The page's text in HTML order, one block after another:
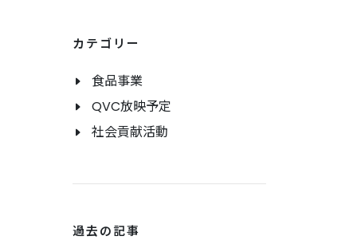
カテゴリー
食品事業
QVC放映予定
社会貢献活動
過去の記事